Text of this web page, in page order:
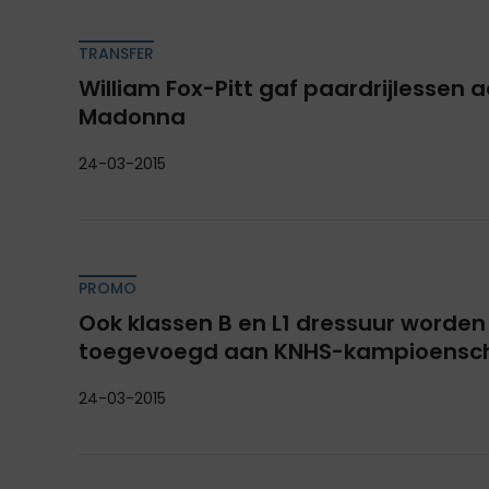
TRANSFER
William Fox-Pitt gaf paardrijlessen
Madonna
24-03-2015
PROMO
Ook klassen B en L1 dressuur worden
toegevoegd aan KNHS-
24-03-2015